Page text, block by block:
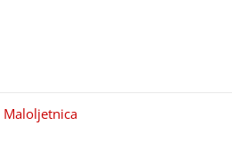
Maloljetnica